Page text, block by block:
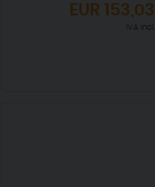
EUR153,03
IVA incl.